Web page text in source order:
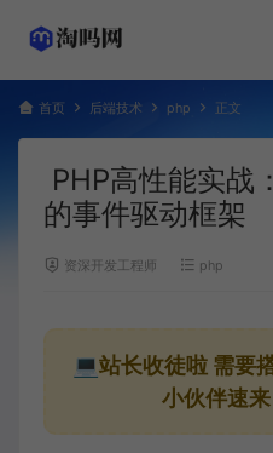
首页 后端技术 php 正文
PHP高性能实战
的事件驱动框架
资深开发工程师 php
💻站长收徒啦 需要
小伙伴速